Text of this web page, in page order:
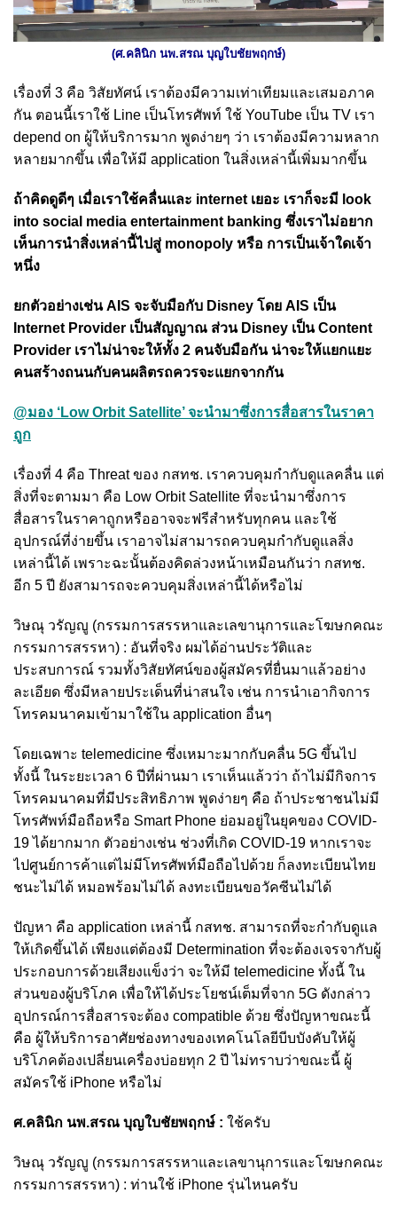
(ศ.คลินิก นพ.สรณ บุญใบชัยพฤกษ์)
เรื่องที่ 3 คือ วิสัยทัศน์ เราต้องมีความเท่าเทียมและเสมอภาค
กัน ตอนนี้เราใช้ Line เป็นโทรศัพท์ ใช้ YouTube เป็น TV เรา
depend on ผู้ให้บริการมาก พูดง่ายๆ ว่า เราต้องมีความหลาก
หลายมากขึ้น เพื่อให้มี application ในสิ่งเหล่านี้เพิ่มมากขึ้น
ถ้าคิดดูดีๆ เมื่อเราใช้คลื่นและ internet เยอะ เราก็จะมี look
into social media entertainment banking ซึ่งเราไม่อยาก
เห็นการนำสิ่งเหล่านี้ไปสู่ monopoly หรือ การเป็นเจ้าใดเจ้า
หนึ่ง
ยกตัวอย่างเช่น AIS จะจับมือกับ Disney โดย AIS เป็น
Internet Provider เป็นสัญญาณ ส่วน Disney เป็น Content
Provider เราไม่น่าจะให้ทั้ง 2 คนจับมือกัน น่าจะให้แยกแยะ
คนสร้างถนนกับคนผลิตรถควรจะแยกจากกัน
@มอง ‘Low Orbit Satellite’ จะนำมาซึ่งการสื่อสารในราคา
ถูก
เรื่องที่ 4 คือ Threat ของ กสทช. เราควบคุมกำกับดูแลคลื่น แต่
สิ่งที่จะตามมา คือ Low Orbit Satellite ที่จะนำมาซึ่งการ
สื่อสารในราคาถูกหรืออาจจะฟรีสำหรับทุกคน และใช้
อุปกรณ์ที่ง่ายขึ้น เราอาจไม่สามารถควบคุมกำกับดูแลสิ่ง
เหล่านี้ได้ เพราะฉะนั้นต้องคิดล่วงหน้าเหมือนกันว่า กสทช.
อีก 5 ปี ยังสามารถจะควบคุมสิ่งเหล่านี้ได้หรือไม่
วิษณุ วรัญญู (กรรมการสรรหาและเลขานุการและโฆษกคณะ
กรรมการสรรหา) : อันที่จริง ผมได้อ่านประวัติและ
ประสบการณ์ รวมทั้งวิสัยทัศน์ของผู้สมัครที่ยื่นมาแล้วอย่าง
ละเอียด ซึ่งมีหลายประเด็นที่น่าสนใจ เช่น การนำเอากิจการ
โทรคมนาคมเข้ามาใช้ใน application อื่นๆ
โดยเฉพาะ telemedicine ซึ่งเหมาะมากกับคลื่น 5G ขึ้นไป
ทั้งนี้ ในระยะเวลา 6 ปีที่ผ่านมา เราเห็นแล้วว่า ถ้าไม่มีกิจการ
โทรคมนาคมที่มีประสิทธิภาพ พูดง่ายๆ คือ ถ้าประชาชนไม่มี
โทรศัพท์มือถือหรือ Smart Phone ย่อมอยู่ในยุคของ COVID-
19 ได้ยากมาก ตัวอย่างเช่น ช่วงที่เกิด COVID-19 หากเราจะ
ไปศูนย์การค้าแต่ไม่มีโทรศัพท์มือถือไปด้วย ก็ลงทะเบียนไทย
ชนะไม่ได้ หมอพร้อมไม่ได้ ลงทะเบียนขอวัคซีนไม่ได้
ปัญหา คือ application เหล่านี้ กสทช. สามารถที่จะกำกับดูแล
ให้เกิดขึ้นได้ เพียงแต่ต้องมี Determination ที่จะต้องเจรจากับผู้
ประกอบการด้วยเสียงแข็งว่า จะให้มี telemedicine ทั้งนี้ ใน
ส่วนของผู้บริโภค เพื่อให้ได้ประโยชน์เต็มที่จาก 5G ดังกล่าว
อุปกรณ์การสื่อสารจะต้อง compatible ด้วย ซึ่งปัญหาขณะนี้
คือ ผู้ให้บริการอาศัยช่องทางของเทคโนโลยีบีบบังคับให้ผู้
บริโภคต้องเปลี่ยนเครื่องบ่อยทุก 2 ปี ไม่ทราบว่าขณะนี้ ผู้
สมัครใช้ iPhone หรือไม่
ศ.คลินิก นพ.สรณ บุญใบชัยพฤกษ์ : ใช้ครับ
วิษณุ วรัญญู (กรรมการสรรหาและเลขานุการและโฆษกคณะ
กรรมการสรรหา) : ท่านใช้ iPhone รุ่นไหนครับ